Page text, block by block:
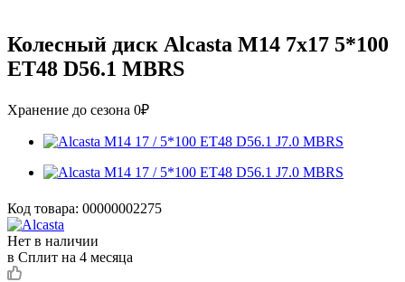
Колесный диск Alcasta M14 7x17 5*100
ET48 D56.1 MBRS
Хранение до сезона 0₽
Код товара: 00000002275
Нет в наличии
в Сплит на 4 месяца